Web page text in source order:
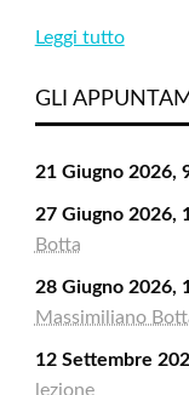
Leggi tutto
GLI
21 Giugno 2026,
27 Giugno 2026,
Botta
28 Giugno 2026,
Massimiliano
12 Settembre
lezione